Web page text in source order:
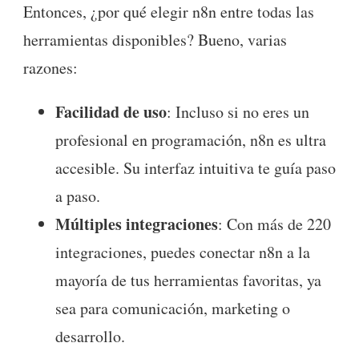
Entonces, ¿por qué elegir n8n entre todas las
herramientas disponibles? Bueno, varias
razones:
Facilidad de uso: Incluso si no eres un
profesional en programación, n8n es ultra
accesible. Su interfaz intuitiva te guía paso
a paso.
Múltiples integraciones: Con más de 220
integraciones, puedes conectar n8n a la
mayoría de tus herramientas favoritas, ya
sea para comunicación, marketing o
desarrollo.